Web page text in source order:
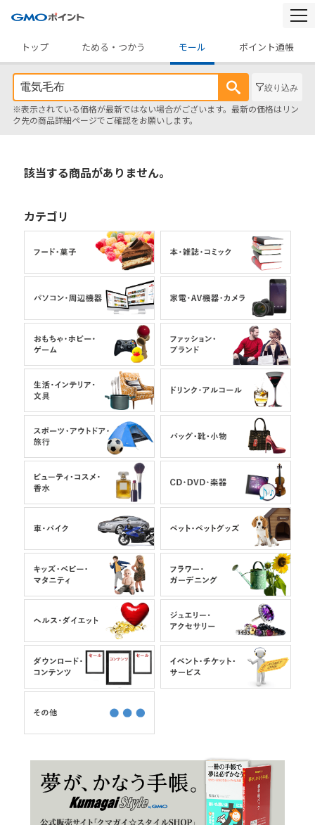
トップ
ためる・つかう モール ポイント通帳
絞り込み
※表示されている価格が最新ではない場合がございます。最新の価格はリン
ク先の商品詳細ページでご確認をお願いします。
該当する商品がありません。
カテゴリ